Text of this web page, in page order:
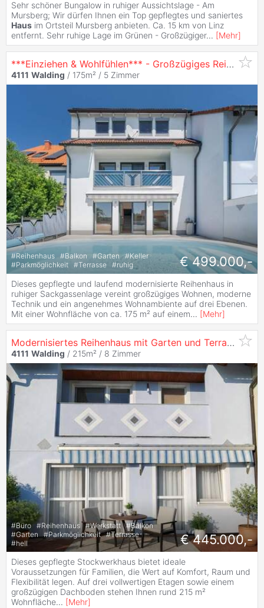
Sehr schöner Bungalow in ruhiger Aussichtslage - Am
Mursberg; Wir dürfen Ihnen ein Top gepflegtes und saniertes
Haus im Ortsteil Mursberg anbieten. Ca. 15 km von Linz
entfernt. Sehr ruhige Lage im Grünen - Großzügiger... [Mehr]
***Einziehen & Wohlfühlen*** - Großzügiges Reihenhaus mit Panoramablick, Pool & moderner Ausstattung
4111 Walding / 175m² / 5 Zimmer
#Reihenhaus #Balkon #Garten #Keller
#Parkmöglichkeit #Terrasse #ruhig € 499.000,-
Dieses gepflegte und laufend modernisierte Reihenhaus in
ruhiger Sackgassenlage vereint großzügiges Wohnen, moderne
Technik und ein angenehmes Wohnambiente auf drei Ebenen.
Mit einer Wohnfläche von ca. 175 m² auf einem... [Mehr]
Modernisiertes Reihenhaus mit Garten und Terrasse in
4111 Walding / 215m² / 8 Zimmer
#Büro #Reihenhaus #Werkstatt #Balkon
#Garten #Parkmöglichkeit #Terrasse
#hell € 445.000,-
Dieses gepflegte Stockwerkhaus bietet ideale
Voraussetzungen für Familien, die Wert auf Komfort, Raum und
Flexibilität legen. Auf drei vollwertigen Etagen sowie einem
großzügigen Dachboden stehen Ihnen rund 215 m²
Wohnfläche... [Mehr]